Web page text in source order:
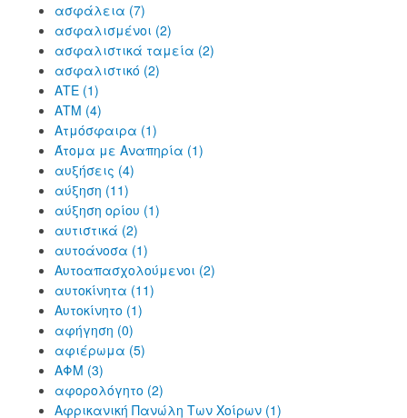
ασφάλεια (7)
ασφαλισμένοι (2)
ασφαλιστικά ταμεία (2)
ασφαλιστικό (2)
ΑΤΕ (1)
ΑΤΜ (4)
Ατμόσφαιρα (1)
Άτομα με Αναπηρία (1)
αυξήσεις (4)
αύξηση (11)
αύξηση ορίου (1)
αυτιστικά (2)
αυτοάνοσα (1)
Αυτοαπασχολούμενοι (2)
αυτοκίνητα (11)
Αυτοκίνητο (1)
αφήγηση (0)
αφιέρωμα (5)
ΑΦΜ (3)
αφορολόγητο (2)
Αφρικανική Πανώλη Των Χοίρων (1)